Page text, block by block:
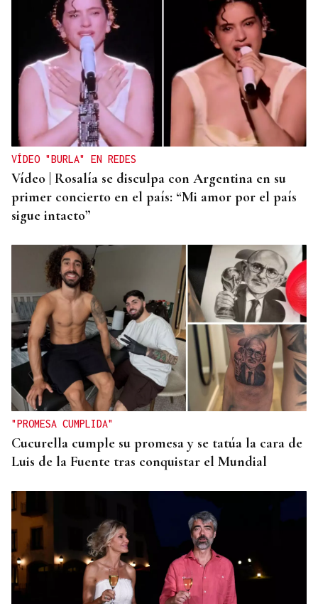
VÍDEO "BURLA" EN REDES
Vídeo | Rosalía se disculpa con Argentina en su
primer concierto en el país: “Mi amor por el país
sigue intacto”
"PROMESA CUMPLIDA"
Cucurella cumple su promesa y se tatúa la cara de
Luis de la Fuente tras conquistar el Mundial